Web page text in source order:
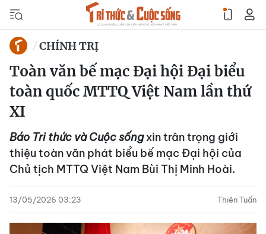
CHÍNH TRỊ
Toàn văn bế mạc Đại hội Đại biểu
toàn quốc MTTQ Việt Nam lần thứ
XI
Báo Tri thức và Cuộc sốngxin trân trọng giới
thiệu toàn văn phát biểu bế mạc Đại hội của
Chủ tịch MTTQ Việt Nam Bùi Thị Minh Hoài.
13/05/2026 03:23 Thiên Tuấn